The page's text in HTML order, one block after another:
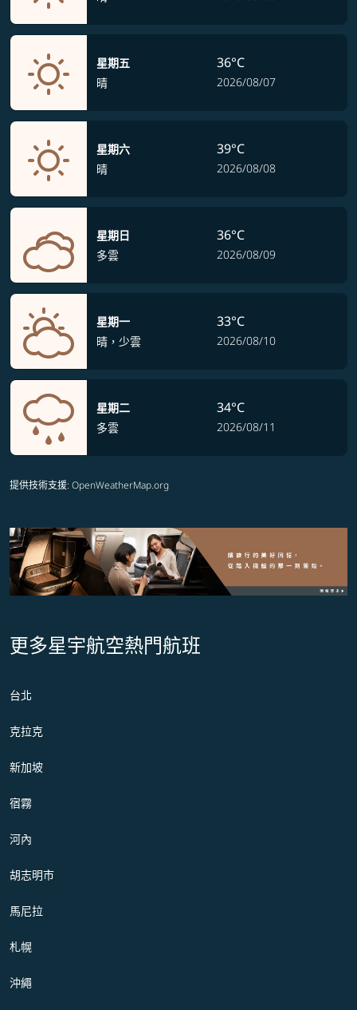
星期五
晴
36°C
2026/08/07
星期六
晴
39°C
2026/08/08
星期日
多雲
36°C
2026/08/09
星期一
晴，少雲
33°C
2026/08/10
星期二
多雲
34°C
2026/08/11
提供技術支援: OpenWeatherMap.org
更多星宇航空熱門航班
台北
克拉克
新加坡
宿霧
河內
胡志明市
馬尼拉
札幌
沖繩